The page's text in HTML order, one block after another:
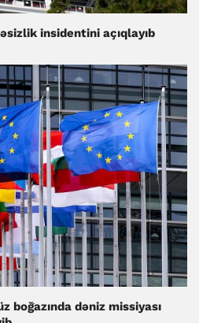
insidentini açıqlayıb
boğazında dəniz missiyası